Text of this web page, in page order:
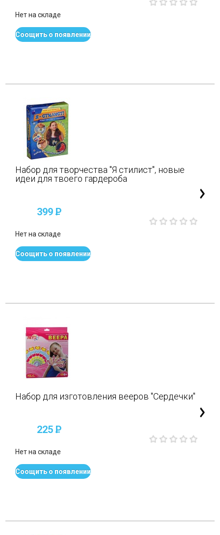
Нет на складе
Соощить о появлении
Набор для творчества "Я стилист", новые
идеи для твоего гардероба
399P
Нет на складе
Соощить о появлении
Набор для изготовления вееров "Сердечки"
225P
Нет на складе
Соощить о появлении